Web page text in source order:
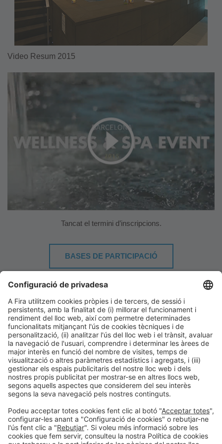
Video Resum 2015
Tancat el termini d’inscripcions.
BASES DE PARTICIPACIÓ
DESCARREGA EL PLÀNOL
*Accés zona d’usuari(consulta i modificació d’inscripcions)
Informació generalAvís legalPolítica de privacitat
Política de cookies